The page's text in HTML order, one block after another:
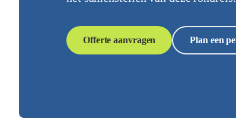
Offerte aanvragen Plan een